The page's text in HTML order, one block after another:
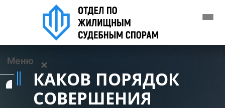
Меню ✕
КАКОВ ПОРЯДОК
СОВЕРШЕНИЯ